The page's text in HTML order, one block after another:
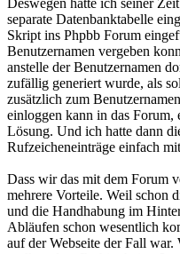
Deswegen hatte ich seiner
separate Datenbanktabelle
Skript ins Phpbb Forum
Benutzernamen vergeben
anstelle der Benutzernamen
zufällig generiert wurde, als
zusätzlich zum
einloggen kann in das Forum,
Lösung. Und ich hatte dann
Rufzeicheneinträge einfach
Dass wir das mit dem Forum
mehrere Vorteile. Weil schon
und die Handhabung im
Abläufen schon wesentlich
auf der Webseite der Fall